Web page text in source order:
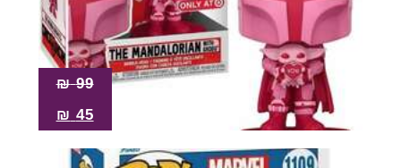
99
₪
45
₪